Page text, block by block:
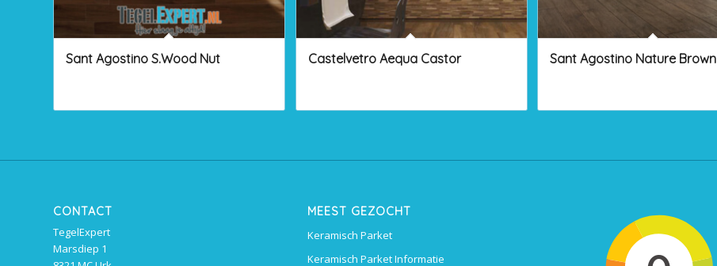
Sant Agostino S.Wood Nut Castelvetro Aequa Castor Sant Agostino Nature Brown
CONTACT
TegelExpert
Marsdiep 1
MEEST GEZOCHT
Keramisch Parket
Keramisch Parket Informatie